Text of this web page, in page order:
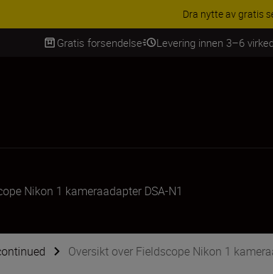
Dra nytte av gratis
Gratis forsendelse Levering innen 3–6
Nikon 1 kameraadapter DSA-N1
Oversikt over Fieldscope Nikon 1